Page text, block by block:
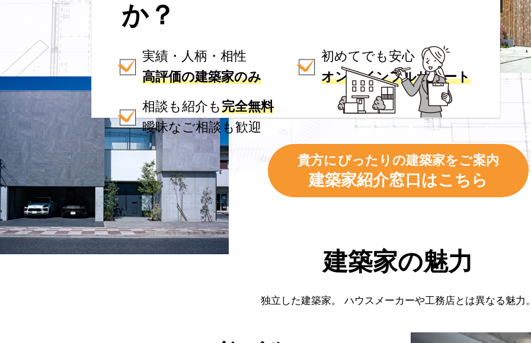
か？
実績・人柄・相性
高評価の建築家のみ
初めてでも安心
オンラインフルサポート
相談も紹介も完全無料
曖昧なご相談も歓迎
貴方にぴったりの建築家をご案内
建築家紹介窓口はこちら
建築家の魅力
独立した建築家。 ハウスメーカーや工務店とは異なる魅力